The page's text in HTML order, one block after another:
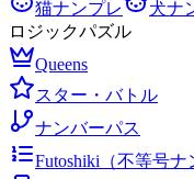
猫ナンプレ
犬ナ
ロジックパズル
Queens
スター・バトル
ナンバーパス
Futoshiki（不等号ナ